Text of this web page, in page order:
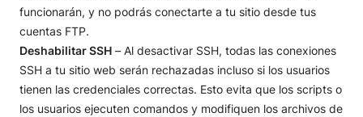
funcionarán, y no podrás conectarte a tu sitio desde tus
cuentas FTP.
Deshabilitar SSH – Al desactivar SSH, todas las conexiones
SSH a tu sitio web serán rechazadas incluso si los usuarios
tienen las credenciales correctas. Esto evita que los scripts o
los usuarios ejecuten comandos y modifiquen los archivos de